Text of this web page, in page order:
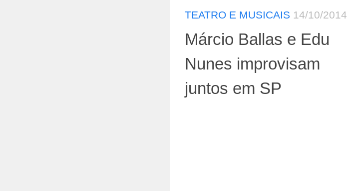
TEATRO E MUSICAIS 14/10/2014
Márcio Ballas e Edu
Nunes improvisam
juntos em SP